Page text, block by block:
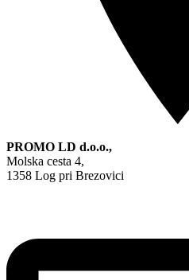
PROMO LD d.o.o.,
Molska cesta 4,
1358 Log pri Brezovici